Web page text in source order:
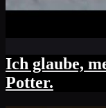
Ich glaube,
Potter.